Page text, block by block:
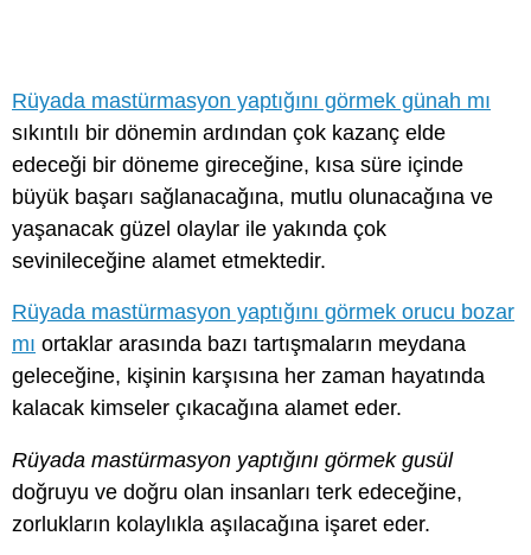
Rüyada mastürmasyon yaptığını görmek günah mı
sıkıntılı bir dönemin ardından çok kazanç elde
edeceği bir döneme gireceğine, kısa süre içinde
büyük başarı sağlanacağına, mutlu olunacağına ve
yaşanacak güzel olaylar ile yakında çok
sevinileceğine alamet etmektedir.
Rüyada mastürmasyon yaptığını görmek orucu bozar
mı ortaklar arasında bazı tartışmaların meydana
geleceğine, kişinin karşısına her zaman hayatında
kalacak kimseler çıkacağına alamet eder.
Rüyada mastürmasyon yaptığını görmek gusül
doğruyu ve doğru olan insanları terk edeceğine,
zorlukların kolaylıkla aşılacağına işaret eder.